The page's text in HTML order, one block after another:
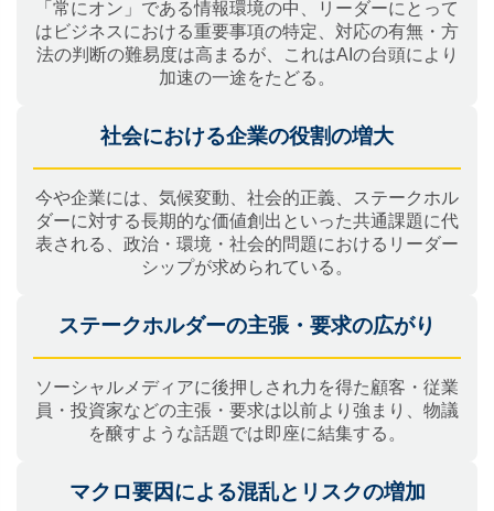
「常にオン」である情報環境の中、リーダーにとって
はビジネスにおける重要事項の特定、対応の有無・方
法の判断の難易度は高まるが、これはAIの台頭により
加速の一途をたどる。
社会における企業の役割の増大
今や企業には、気候変動、社会的正義、ステークホル
ダーに対する長期的な価値創出といった共通課題に代
表される、政治・環境・社会的問題におけるリーダー
シップが求められている。
ステークホルダーの主張・要求の広がり
ソーシャルメディアに後押しされ力を得た顧客・従業
員・投資家などの主張・要求は以前より強まり、物議
を醸すような話題では即座に結集する。
マクロ要因による混乱とリスクの増加